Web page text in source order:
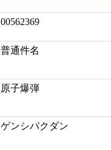
00562369
普通件名
原子爆弾
ゲンシバクダン